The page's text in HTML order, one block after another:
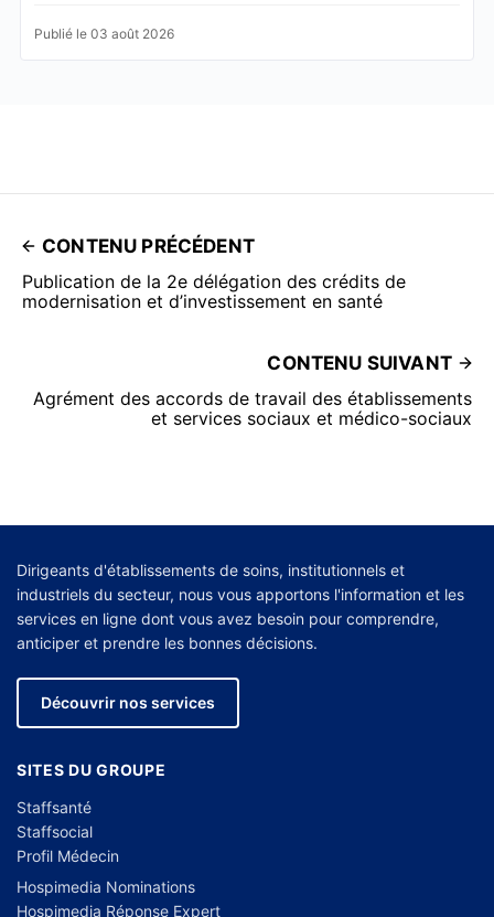
Publié le 03 août 2026
CONTENU PRÉCÉDENT
Publication de la 2e délégation des crédits de
modernisation et d’investissement en santé
CONTENU SUIVANT
Agrément des accords de travail des établissements
et services sociaux et médico-sociaux
Dirigeants d'établissements de soins, institutionnels et
industriels du secteur, nous vous apportons l'information et les
services en ligne dont vous avez besoin pour comprendre,
anticiper et prendre les bonnes décisions.
Découvrir nos services
SITES DU GROUPE
Staffsanté
Staffsocial
Profil Médecin
Hospimedia Nominations
Hospimedia Réponse Expert